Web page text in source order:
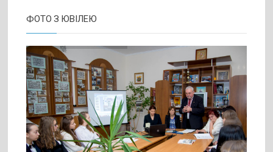
ФОТО З ЮВІЛЕЮ